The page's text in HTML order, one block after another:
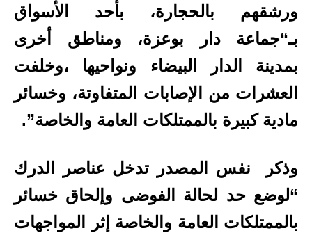
ورشقهم بالحجارة، بأحد الأسواق
بـ“جماعة دار بوعزة، ومناطق أخرى
بمدينة الدار البيضاء ونواحيها ،وخلفت
العشرات من الإصابات المتفاوتة، وخسائر
مادية كبيرة بالممتلكات العامة والخاصة”.
وذكر نفس المصدر تدخل عناصر الدرك
“لوضع حد لحالة الفوضى وإلحاق خسائر
بالممتلكات العامة والخاصة إثر المواجهات